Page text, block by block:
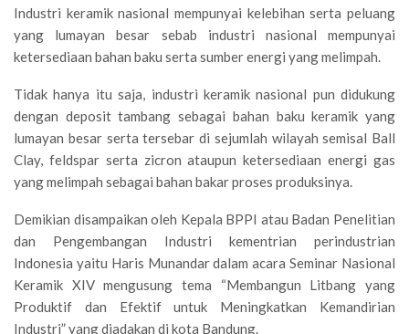
Industri keramik nasional mempunyai kelebihan serta peluang
yang lumayan besar sebab industri nasional mempunyai
ketersediaan bahan baku serta sumber energi yang melimpah.
Tidak hanya itu saja, industri keramik nasional pun didukung
dengan deposit tambang sebagai bahan baku keramik yang
lumayan besar serta tersebar di sejumlah wilayah semisal Ball
Clay, feldspar serta zicron ataupun ketersediaan energi gas
yang melimpah sebagai bahan bakar proses produksinya.
Demikian disampaikan oleh Kepala BPPI atau Badan Penelitian
dan Pengembangan Industri kementrian perindustrian
Indonesia yaitu Haris Munandar dalam acara Seminar Nasional
Keramik XIV mengusung tema “Membangun Litbang yang
Produktif dan Efektif untuk Meningkatkan Kemandirian
Industri” yang diadakan di kota Bandung.